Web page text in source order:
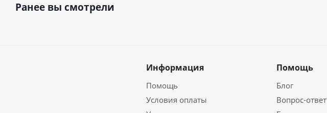
Ранее вы смотрели
Информация
Помощь
Условия оплаты
Помощь
Блог
Вопрос-ответ